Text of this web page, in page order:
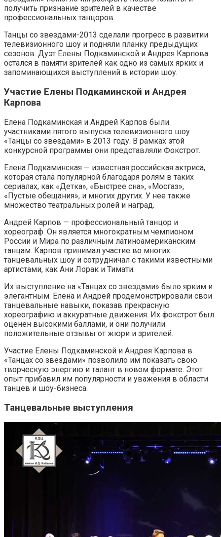
получить признание зрителей в качестве
профессиональных танцоров.
Танцы со звездами-2013 сделали прогресс в развитии
телевизионного шоу и подняли планку предыдущих
сезонов. Дуэт Елены Подкаминской и Андрея Карпова
остался в памяти зрителей как одно из самых ярких и
запоминающихся выступлений в истории шоу.
Участие Елены Подкаминской и Андрея
Карпова
Елена Подкаминская и Андрей Карпов были
участниками пятого выпуска телевизионного шоу
«Танцы со звездами» в 2013 году. В рамках этой
конкурсной программы они представляли Фокстрот.
Елена Подкаминская — известная российская актриса,
которая стала популярной благодаря ролям в таких
сериалах, как «Детка», «Быстрее сна», «Мосгаз»,
«Пустые обещания», и многих других. У нее также
множество театральных ролей и наград.
Андрей Карпов — профессиональный танцор и
хореограф. Он является многократным чемпионом
России и Мира по различным латиноамериканским
танцам. Карпов принимал участие во многих
танцевальных шоу и сотрудничал с такими известными
артистами, как Ани Лорак и Тимати.
Их выступление на «Танцах со звездами» было ярким и
элегантным. Елена и Андрей продемонстрировали свои
танцевальные навыки, показав прекрасную
хореографию и аккуратные движения. Их фокстрот был
оценен высокими баллами, и они получили
положительные отзывы от жюри и зрителей.
Участие Елены Подкаминской и Андрея Карпова в
«Танцах со звездами» позволило им показать свою
творческую энергию и талант в новом формате. Этот
опыт прибавил им популярности и уважения в области
танцев и шоу-бизнеса.
Танцевальные выступления